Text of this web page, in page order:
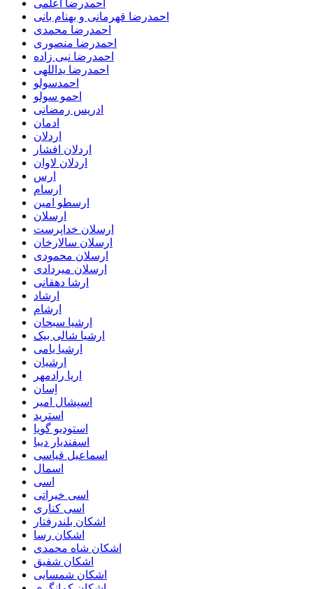
احمدرضا اعلمی
احمدرضا قهرمانی و بهنام بانی
احمدرضا محمدی
احمدرضا منصوری
احمدرضا نبی زاده
احمدرضا یداللهی
احمدسولو
احمو سولو
ادریس رمضانی
ادمان
اردلان
اردلان افشار
اردلان لاوان
ارس
ارسام
ارسطو امین
ارسلان
ارسلان خداپرست
ارسلان سالارخان
ارسلان محمودی
ارسلان میردادی
ارشا دهقانی
ارشاد
ارشام
ارشیا سبحان
ارشیا شالی بیک
ارشیا یامی
ارشیان
اریا رادمهر
اِسان
اسپشال امیر
استرید
استودیو گویا
اسفندیار دیبا
اسماعیل قیاسی
اسمال
اسی
اسی خیراتی
اسی کناری
اشکان بلندرفتار
اشکان رسا
اشکان شاه محمدی
اشکان شفیق
اشکان شمسایی